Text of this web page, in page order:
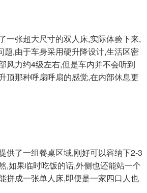
一张超大尺寸的双人床,实际体验下来,
题,由于车身采用硬升降设计,生活区密
风力约4级左右,但是车内并不会听到
顶那种呼扇呼扇的感觉,在内部休息更
供了一组餐桌区域,刚好可以容纳下2-3
,如果临时吃饭的话,外侧也还能站一个
拼成一张单人床,即便是一家四口人也